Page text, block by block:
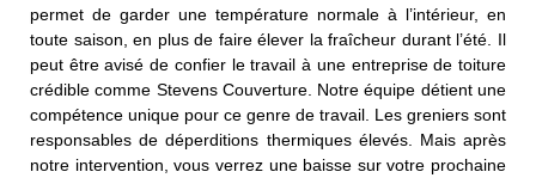
permet de garder une température normale à l’intérieur, en
toute saison, en plus de faire élever la fraîcheur durant l’été. Il
peut être avisé de confier le travail à une entreprise de toiture
crédible comme Stevens Couverture. Notre équipe détient une
compétence unique pour ce genre de travail. Les greniers sont
responsables de déperditions thermiques élevés. Mais après
notre intervention, vous verrez une baisse sur votre prochaine